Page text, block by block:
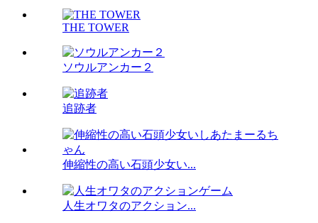
THE TOWER
ソウルアンカー２
追跡者
伸縮性の高い石頭少女い...
人生オワタのアクション...